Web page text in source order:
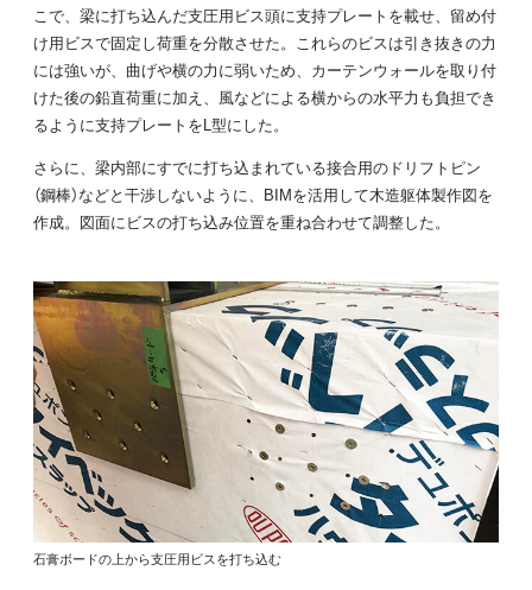
こで、梁に打ち込んだ支圧用ビス頭に支持プレートを載せ、留め付
け用ビスで固定し荷重を分散させた。これらのビスは引き抜きの力
には強いが、曲げや横の力に弱いため、カーテンウォールを取り付
けた後の鉛直荷重に加え、風などによる横からの水平力も負担でき
るように支持プレートをL型にした。
さらに、梁内部にすでに打ち込まれている接合用のドリフトピン
（鋼棒）などと干渉しないように、BIMを活用して木造躯体製作図を
作成。図面にビスの打ち込み位置を重ね合わせて調整した。
石膏ボードの上から支圧用ビスを打ち込む